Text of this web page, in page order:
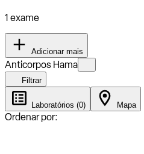
1 exame
Adicionar mais
Anticorpos Hama
Filtrar
Laboratórios (0) Mapa
Ordenar por: